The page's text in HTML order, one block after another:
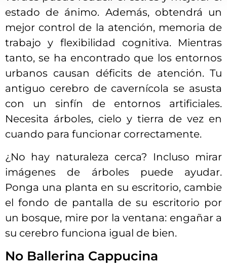
estado de ánimo. Además, obtendrá un
mejor control de la atención, memoria de
trabajo y flexibilidad cognitiva. Mientras
tanto, se ha encontrado que los entornos
urbanos causan déficits de atención. Tu
antiguo cerebro de cavernícola se asusta
con un sinfín de entornos artificiales.
Necesita árboles, cielo y tierra de vez en
cuando para funcionar correctamente.
¿No hay naturaleza cerca? Incluso mirar
imágenes de árboles puede ayudar.
Ponga una planta en su escritorio, cambie
el fondo de pantalla de su escritorio por
un bosque, mire por la ventana: engañar a
su cerebro funciona igual de bien.
No Ballerina Cappucina